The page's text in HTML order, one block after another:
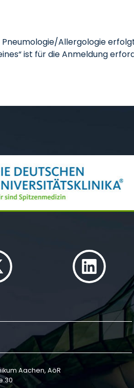
Allergologie
ist für die Anmeldung
Aachen, AöR
30